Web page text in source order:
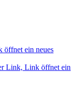
ein neues
Link, Link öffnet ein